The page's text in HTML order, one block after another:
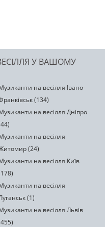
У ВАШОМУ
на весілля Івано-
(134)
на весілля Дніпро
на весілля
(24)
на весілля Київ
на весілля
(1)
на весілля Львів